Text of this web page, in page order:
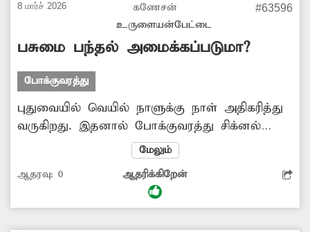
8 மார்ச் 2026
கணேசன்
உருளையன்பேட்டை
#63596
பசுமை பந்தல் அமைக்கப்படுமா?
போக்குவரத்து
புதுவையில் வெயில் நாளுக்கு நாள் அதிகரித்து
வருகிறது. இதனால் போக்குவரத்து சிக்னல்
பகுதிகளில் காத்திருக்கும் போது இருசக்கர
வாகன ஓட்டிகள் அவதிப்படுகின்றனர். எனவே
சிக்னல் பகுதியில்பசுமை பந்தல் அமைக்க
நடவடிக்கை எடுக்க வேண்டும்.
மேலும்
ஆதரவு: 0 ஆதரிக்கிறேன்